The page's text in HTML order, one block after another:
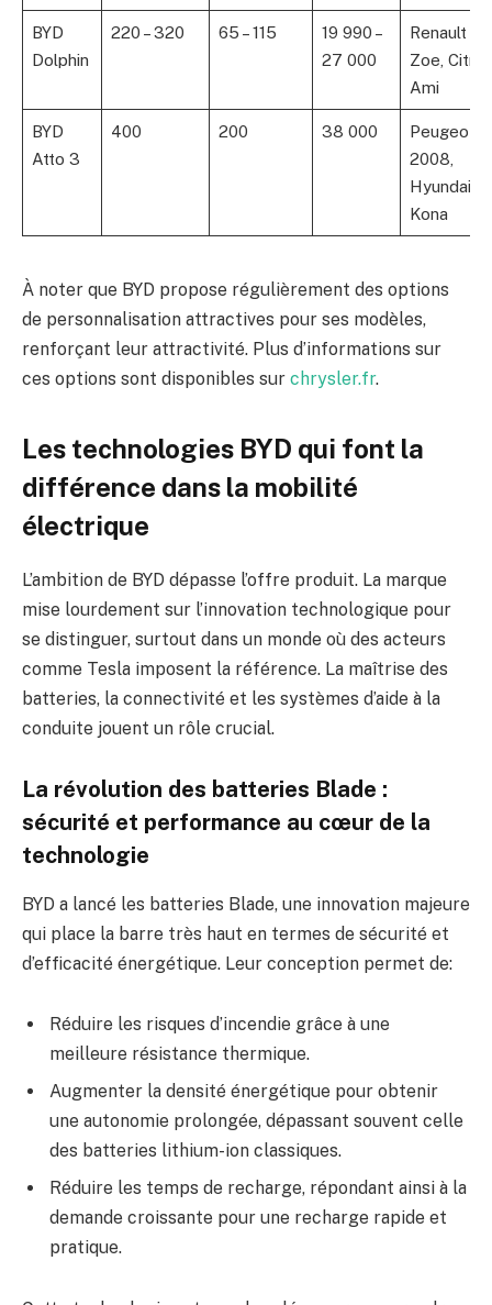
BYD
Dolphin
220 – 320 65 – 115
19 990 –
27 000
Renault
Zoe,
Ami
BYD
Atto 3
400 200 38 000
Peugeot
2008,
Hyundai
Kona
À noter que BYD propose régulièrement des options
de personnalisation attractives pour ses modèles,
renforçant leur attractivité. Plus d’informations sur
ces options sont disponibles sur chrysler.fr.
Les technologies BYD qui font la
différence dans la mobilité
électrique
L’ambition de BYD dépasse l’offre produit. La marque
mise lourdement sur l’innovation technologique pour
se distinguer, surtout dans un monde où des acteurs
comme Tesla imposent la référence. La maîtrise des
batteries, la connectivité et les systèmes d’aide à la
conduite jouent un rôle crucial.
La révolution des batteries Blade :
sécurité et performance au cœur de la
technologie
BYD a lancé les batteries Blade, une innovation majeure
qui place la barre très haut en termes de sécurité et
d’efficacité énergétique. Leur conception permet de:
Réduire les risques d’incendie grâce à une
meilleure résistance thermique.
Augmenter la densité énergétique pour obtenir
une autonomie prolongée, dépassant souvent celle
des batteries lithium-ion classiques.
Réduire les temps de recharge, répondant ainsi à la
demande croissante pour une recharge rapide et
pratique.